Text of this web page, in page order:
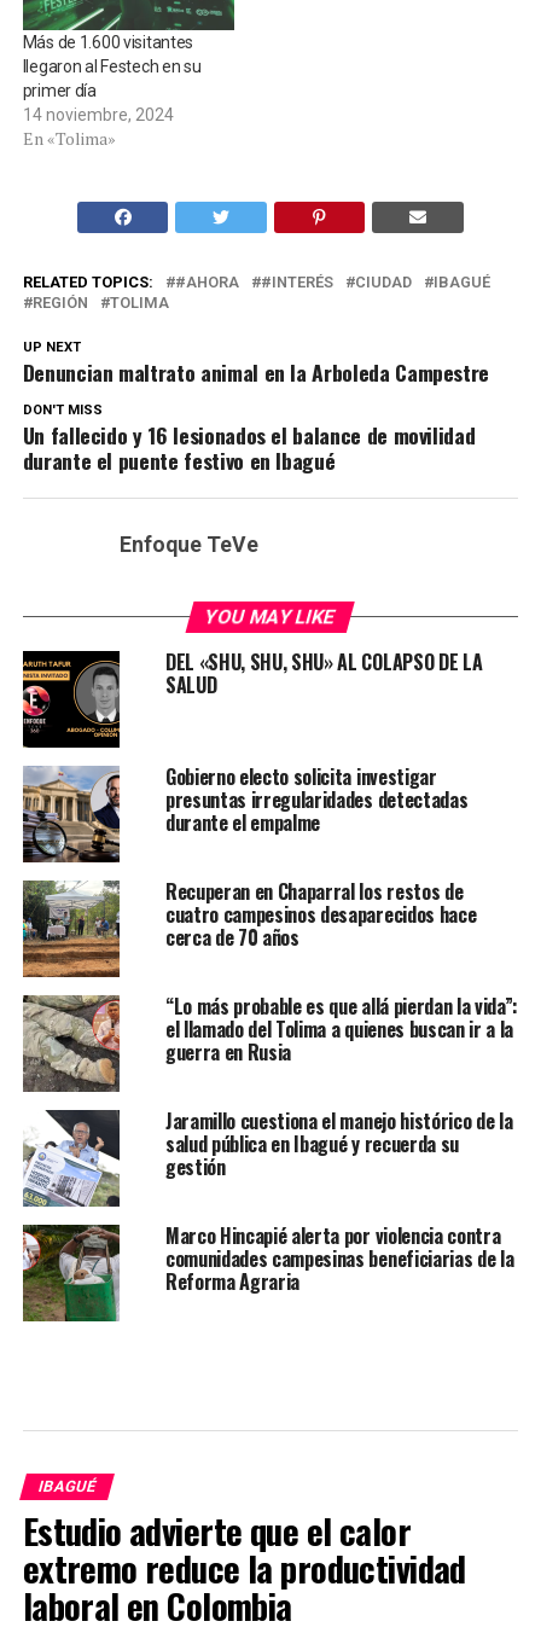
Más de 1.600 visitantes
llegaron al Festech en su
primer día
14 noviembre, 2024
En «Tolima»
RELATED TOPICS: #AHORA #INTERÉS CIUDAD
IBAGUÉ
REGIÓN
TOLIMA
UP NEXT
Denuncian maltrato animal en la Arboleda Campestre
DON'T MISS
Un fallecido y 16 lesionados el balance de movilidad
durante el puente festivo en Ibagué
Enfoque TeVe
YOU MAY LIKE
DEL «SHU, SHU, SHU» AL COLAPSO DE LA
SALUD
Gobierno electo solicita investigar
presuntas irregularidades detectadas
durante el empalme
Recuperan en Chaparral los restos de
cuatro campesinos desaparecidos hace
cerca de 70 años
“Lo más probable es que allá pierdan la vida”:
el llamado del Tolima a quienes buscan ir a la
guerra en Rusia
Jaramillo cuestiona el manejo histórico de la
salud pública en Ibagué y recuerda su
gestión
Marco Hincapié alerta por violencia contra
comunidades campesinas beneficiarias de la
Reforma Agraria
IBAGUÉ
Estudio advierte que el calor
extremo reduce la productividad
laboral en Colombia